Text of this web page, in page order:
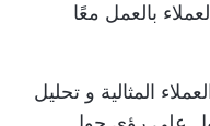
بالعمل معًا
المثالية و تحليل